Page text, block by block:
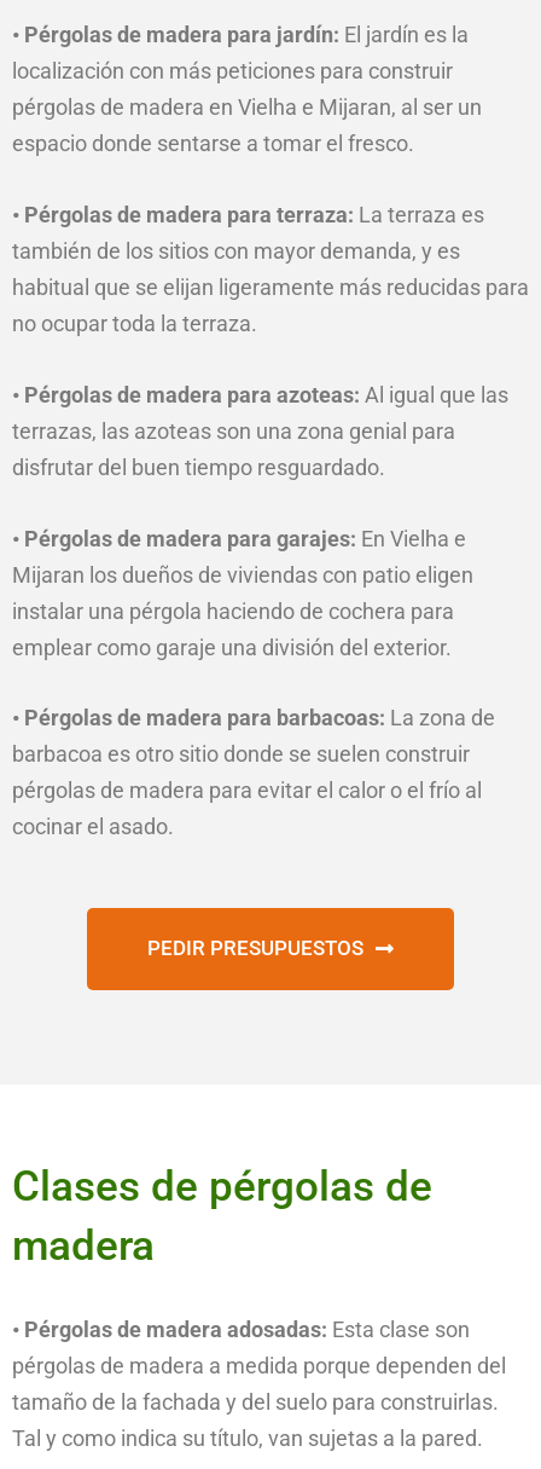
• Pérgolas de madera para jardín: El jardín es la
localización con más peticiones para construir
pérgolas de madera en Vielha e Mijaran, al ser un
espacio donde sentarse a tomar el fresco.
• Pérgolas de madera para terraza: La terraza es
también de los sitios con mayor demanda, y es
habitual que se elijan ligeramente más reducidas para
no ocupar toda la terraza.
• Pérgolas de madera para azoteas: Al igual que las
terrazas, las azoteas son una zona genial para
disfrutar del buen tiempo resguardado.
• Pérgolas de madera para garajes: En Vielha e
Mijaran los dueños de viviendas con patio eligen
instalar una pérgola haciendo de cochera para
emplear como garaje una división del exterior.
• Pérgolas de madera para barbacoas: La zona de
barbacoa es otro sitio donde se suelen construir
pérgolas de madera para evitar el calor o el frío al
cocinar el asado.
PEDIR PRESUPUESTOS
Clases de pérgolas de
madera
• Pérgolas de madera adosadas: Esta clase son
pérgolas de madera a medida porque dependen del
tamaño de la fachada y del suelo para construirlas.
Tal y como indica su título, van sujetas a la pared.